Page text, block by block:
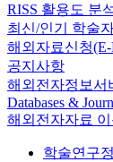
RISS 활용도 분
최신/인기 학술
해외자료신청
공지사항
해외전자정보서
Databases &
해외전자자료 이
학술연구